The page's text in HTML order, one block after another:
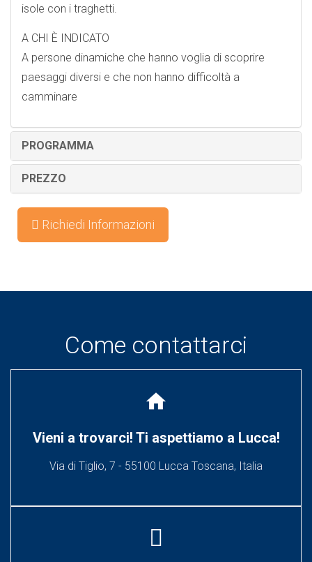
isole con i traghetti.
A CHI È INDICATO
A persone dinamiche che hanno voglia di scoprire
paesaggi diversi e che non hanno difficoltà a
camminare
PROGRAMMA
PREZZO
Richiedi Informazioni
Come contattarci
home
Vieni a trovarci! Ti aspettiamo a Lucca!
Via di Tiglio, 7 - 55100 Lucca Toscana, Italia